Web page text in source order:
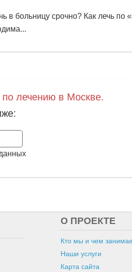
в больницу срочно? Как лечь по
по лечению в Москве.
О ПРОЕКТЕ
Кто мы и чем
Наши услуги
Карта сайта